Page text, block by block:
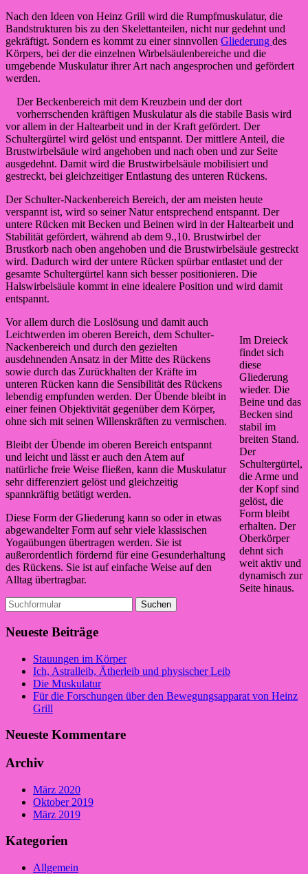
Nach den Ideen von Heinz Grill wird die Rumpfmuskulatur, die
Bandstrukturen bis zu den Skelettanteilen, nicht nur gedehnt und
gekräftigt. Sondern es kommt zu einer sinnvollen Gliederung des
Körpers, bei der die einzelnen Wirbelsäulenbereiche und die
umgebende Muskulatur ihrer Art nach angesprochen und gefördert
werden.
Der Beckenbereich mit dem Kreuzbein und der dort
vorherrschenden kräftigen Muskulatur als die stabile Basis wird
vor allem in der Haltearbeit und in der Kraft gefördert. Der
Schultergürtel wird gelöst und entspannt. Der mittlere Anteil, die
Brustwirbelsäule wird angehoben und nach oben und zur Seite
ausgedehnt. Damit wird die Brustwirbelsäule mobilisiert und
gestreckt, bei gleichzeitiger Entlastung des unteren Rückens.
Der Schulter-Nackenbereich Bereich, der am meisten heute
verspannt ist, wird so seiner Natur entsprechend entspannt. Der
untere Rücken mit Becken und Beinen wird in der Haltearbeit und
Stabilität gefördert, während ab dem 9.,10. Brustwirbel der
Brustkorb nach oben angehoben und die Brustwirbelsäule gestreckt
wird. Dadurch wird der untere Rücken spürbar entlastet und der
gesamte Schultergürtel kann sich besser positionieren. Die
Halswirbelsäule kommt in eine idealere Position und wird damit
entspannt.
Im Dreieck
findet sich
diese
Gliederung
wieder. Die
Beine und das
Becken sind
stabil im
breiten Stand.
Der
Schultergürtel,
die Arme und
der Kopf sind
gelöst, die
Form bleibt
erhalten. Der
Oberkörper
dehnt sich
weit aktiv und
dynamisch zur
Seite hinaus.
Vor allem durch die Loslösung und damit auch
Leichtwerden im oberen Bereich, dem Schulter-
Nackenbereich und durch den gezielten
ausdehnenden Ansatz in der Mitte des Rückens
sowie durch das Zurückhalten der Kräfte im
unteren Rücken kann die Sensibilität des Rückens
lebendig empfunden werden. Der Übende bleibt in
einer feinen Objektivität gegenüber dem Körper,
ohne sich mit seinen Willenskräften zu vermischen.
Bleibt der Übende im oberen Bereich entspannt
und leicht und lässt er auch den Atem auf
natürliche freie Weise fließen, kann die Muskulatur
sehr differenziert gelöst und gleichzeitig
spannkräftig betätigt werden.
Diese Form der Gliederung kann so oder in etwas
abgewandelter Form auf sehr viele klassischen
Yogaübungen übertragen werden. Sie ist
außerordentlich fördernd für eine Gesunderhaltung
des Rückens. Sie ist auf einfache Weise auf den
Alltag übertragbar.
Suchen
nach:
Neueste Beiträge
Stauungen im Körper
Ich, Astralleib, Ätherleib und physischer Leib
Die Muskulatur
Für die Forschungen über den Bewegungsapparat von Heinz
Grill
Neueste Kommentare
Archiv
März 2020
Oktober 2019
März 2019
Kategorien
Allgemein